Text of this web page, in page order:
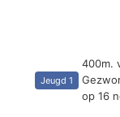
Jeugd 1
400m.
op 16